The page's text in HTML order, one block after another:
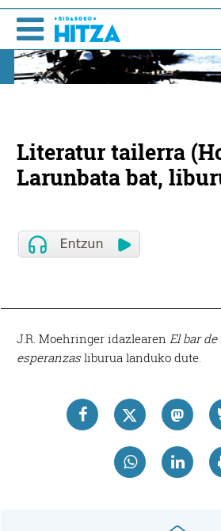
Literatur tailerra
Larunbata bat,
J.R. Moehringer idazlearen El bar
esperanzas liburua landuko dute.